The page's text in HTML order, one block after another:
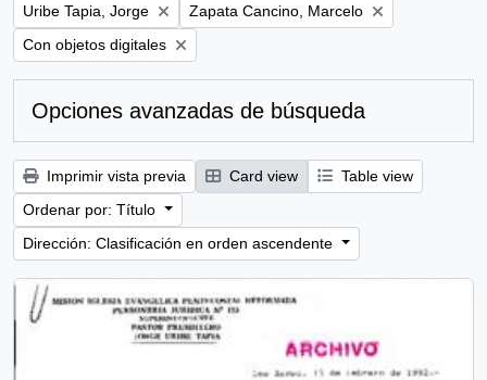
Remove filter:
Uribe Tapia, Jorge Remove filter:
Zapata Cancino, Marcelo
Remove filter:
Con objetos digitales
Opciones avanzadas de búsqueda
Imprimir vista previa Card view
Table view
Ordenar por: Título
Dirección: Clasificación en orden ascendente